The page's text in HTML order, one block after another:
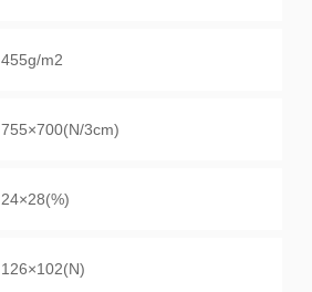
455g/m2
755×700(N/3cm)
24×28(%)
126×102(N)